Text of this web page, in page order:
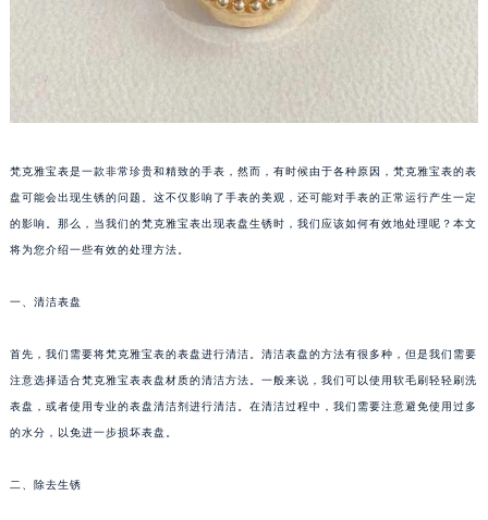
梵克雅宝表是一款非常珍贵和精致的手表，然而，有时候由于各种原因，梵克雅宝表的表
盘可能会出现生锈的问题。这不仅影响了手表的美观，还可能对手表的正常运行产生一定
的影响。那么，当我们的梵克雅宝表出现表盘生锈时，我们应该如何有效地处理呢？本文
将为您介绍一些有效的处理方法。
一、清洁表盘
首先，我们需要将梵克雅宝表的表盘进行清洁。清洁表盘的方法有很多种，但是我们需要
注意选择适合梵克雅宝表表盘材质的清洁方法。一般来说，我们可以使用软毛刷轻轻刷洗
表盘，或者使用专业的表盘清洁剂进行清洁。在清洁过程中，我们需要注意避免使用过多
的水分，以免进一步损坏表盘。
二、除去生锈